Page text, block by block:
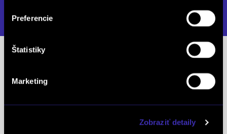
Preferencie
Štatistiky
Marketing
Zobraziť detaily
DETAIL PREVÁDZKY
Predajcovia